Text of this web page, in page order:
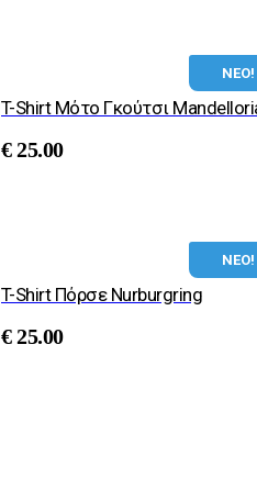
ΝΕΟ!
T-Shirt Μότο Γκούτσι
€ 25.00
ΝΕΟ!
T-Shirt Πόρσε Nurburgring
€ 25.00